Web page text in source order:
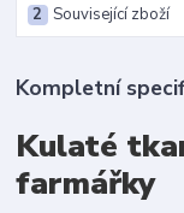
Související zboží
2
Kompletní
Kulaté
farmářky